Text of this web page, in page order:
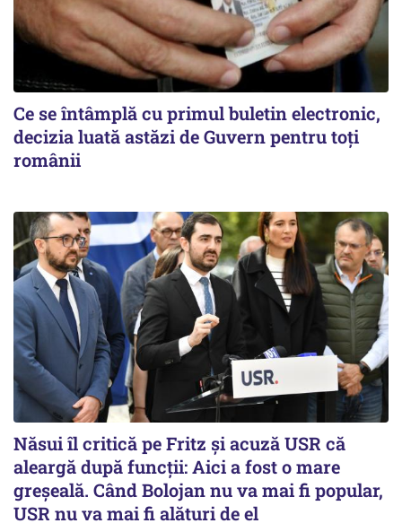
Ce se întâmplă cu primul buletin electronic,
decizia luată astăzi de Guvern pentru toți
românii
Năsui îl critică pe Fritz și acuză USR că
aleargă după funcții: Aici a fost o mare
greșeală. Când Bolojan nu va mai fi popular,
USR nu va mai fi alături de el